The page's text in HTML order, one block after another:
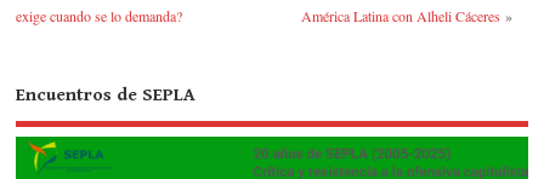
exige cuando se lo demanda?
América Latina con Alheli Cáceres »
Encuentros de SEPLA